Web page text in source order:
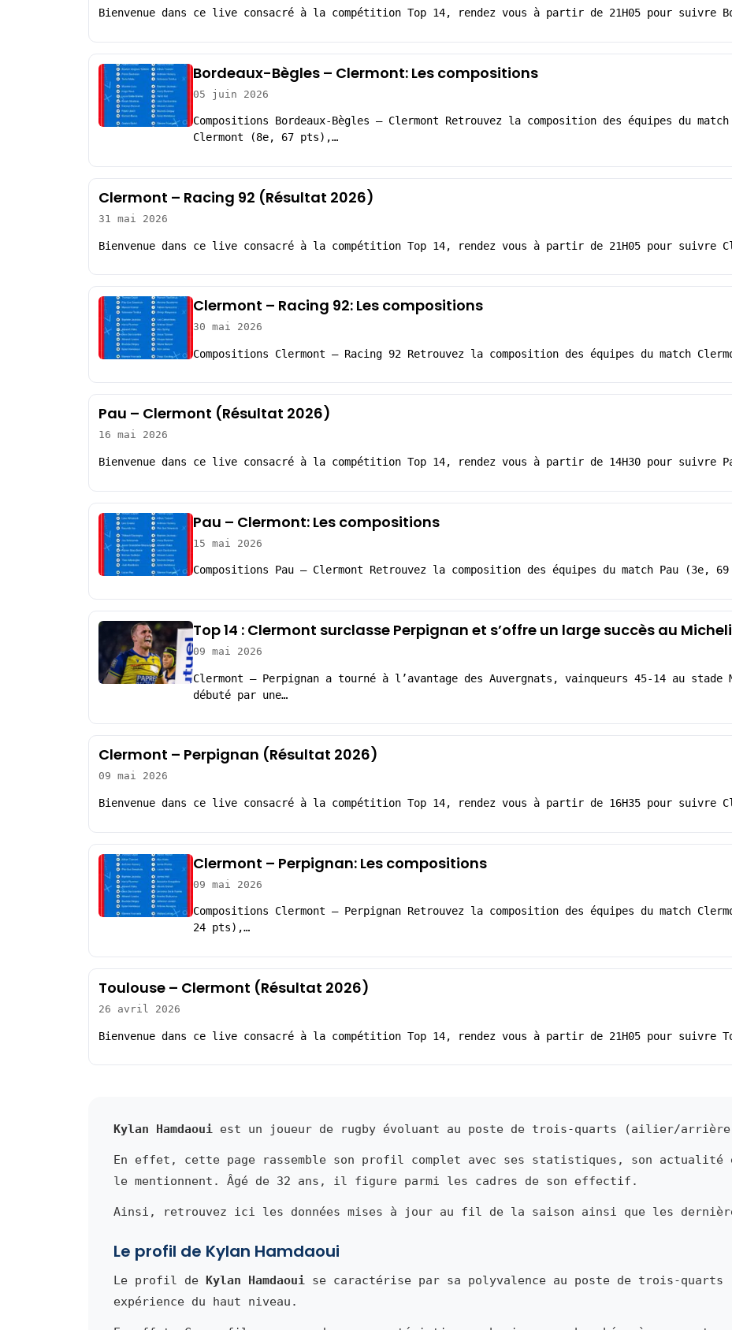
Bienvenue dans ce live consacré à la compétition Top 14, rendez vous à partir de 21H05 pour suivre
Bordeaux-Bègles – Clermont: Les compositions
05 juin 2026
Compositions Bordeaux-Bègles – Clermont Retrouvez la composition des équipes du
Clermont (8e, 67 pts),…
Clermont – Racing 92 (Résultat 2026)
31 mai 2026
Bienvenue dans ce live consacré à la compétition Top 14, rendez vous à partir de 21H05 pour suivre
Clermont – Racing 92: Les compositions
30 mai 2026
Compositions Clermont – Racing 92 Retrouvez la composition des équipes du match
Pau – Clermont (Résultat 2026)
16 mai 2026
Bienvenue dans ce live consacré à la compétition Top 14, rendez vous à partir de 14H30 pour suivre
Pau – Clermont: Les compositions
15 mai 2026
Compositions Pau – Clermont Retrouvez la composition des équipes du match Pau (3e,
Top 14 : Clermont surclasse Perpignan et s’offre un large succès au
09 mai 2026
Clermont – Perpignan a tourné à l’avantage des Auvergnats, vainqueurs 45-14 au
débuté par une…
Clermont – Perpignan (Résultat 2026)
09 mai 2026
Bienvenue dans ce live consacré à la compétition Top 14, rendez vous à partir de 16H35 pour suivre
Clermont – Perpignan: Les compositions
09 mai 2026
Compositions Clermont – Perpignan Retrouvez la composition des équipes du match
24 pts),…
Toulouse – Clermont (Résultat 2026)
26 avril 2026
Bienvenue dans ce live consacré à la compétition Top 14, rendez vous à partir de 21H05 pour suivre
Kylan Hamdaoui est un joueur de rugby évoluant au poste de trois-quarts (ailier/
En effet, cette page rassemble son profil complet avec ses statistiques, son
le mentionnent. Âgé de 32 ans, il figure parmi les cadres de son effectif.
Ainsi, retrouvez ici les données mises à jour au fil de la saison ainsi que les
Le profil de Kylan Hamdaoui
Le profil de Kylan Hamdaoui se caractérise par sa polyvalence au poste de trois-
expérience du haut niveau.